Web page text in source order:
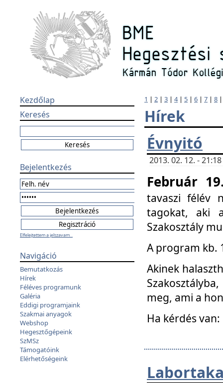
Kezdőlap
Keresés
Bejelentkezés
Elfelejtettem a jelszavam...
Navigáció
Bemutatkozás
Hírek
Féléves programunk
Galéria
Eddigi programjaink
Szakmai anyagok
Webshop
Hegesztőgépeink
SzMSz
Támogatóink
Elérhetőségeink
1 | 2 | 3 | 4| 5 | 6 | 7 | 8
Hírek
Évnyitó
2013. 02. 12. -
Február
tavaszi félév
tagokat, aki
Szakosztály
A program kb.
Akinek
meg, ami a
Ha kérdés